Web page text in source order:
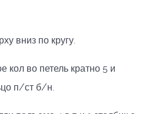
вниз по кругу.
кол во петель кратно 5 и
п/ст б/н.